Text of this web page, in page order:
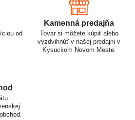
od
Kamenná predajňa
Tovar si môžete kúpiť alebo
vyzdvihnúť v našej predajni v
Kysuckom Novom Meste.